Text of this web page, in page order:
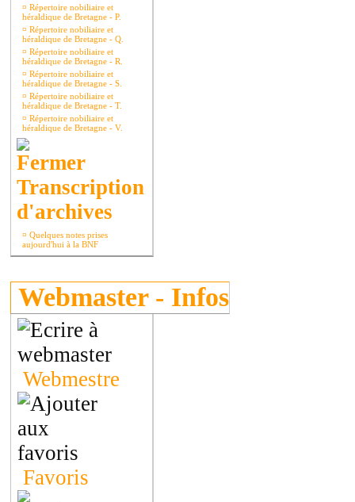
¤ Répertoire nobiliaire et
héraldique de Bretagne - P.
¤ Répertoire nobiliaire et
héraldique de Bretagne - Q.
¤ Répertoire nobiliaire et
héraldique de Bretagne - R.
¤ Répertoire nobiliaire et
héraldique de Bretagne - S.
¤ Répertoire nobiliaire et
héraldique de Bretagne - T.
¤ Répertoire nobiliaire et
héraldique de Bretagne - V.
Transcription
d'archives
¤ Quelques notes prises
aujourd'hui à la BNF
Webmaster - Infos
Webmestre
Favoris